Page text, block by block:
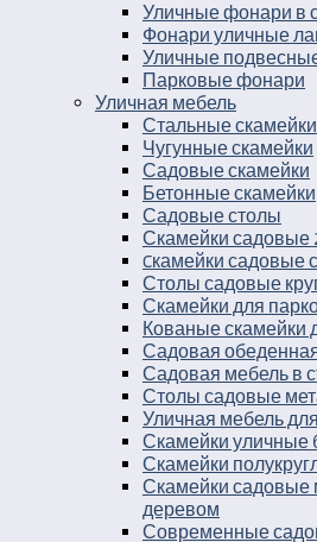
Уличные фонари в
Фонари уличные
Уличные
Парковые фонари
Уличная мебель
Стальные скамейки
Чугунные скамейки
Садовые скамейки
Бетонные скамейки
Садовые столы
Скамейки садовые
Cкамейки садовые
Столы садовые
Скамейки для
Кованые скамейки
Садовая
Садовая мебель в
Столы садовые
Уличная мебель
Скамейки уличные
Скамейки
Скамейки садовые
деревом
Современные